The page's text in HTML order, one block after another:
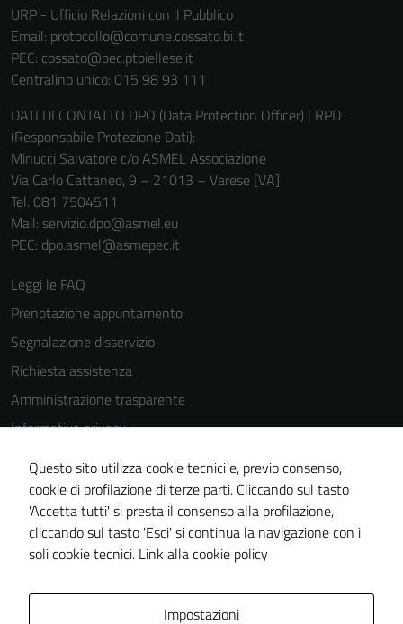
URP - Ufficio Relazioni con il Pubblico
Email: protocollo@comune.cossato.bi.it
PEC: cossato@pec.ptbiellese.it
Centralino unico: 015 98 93 111
DATI DI CONTATTO DPO (Data Protection Officer) | RPD
(Responsabile Protezione Dati):
Minucci Salvatore c/o ASMEL Associazione
Via Carlo Cattaneo, 9 – 21013 – Varese [VA]
Tel. 081 7504511
Mail: servizio.dpo@asmel.eu
PEC: dpo.asmel@asmepec.it
Leggi le FAQ
Prenotazione appuntamento
Segnalazione disservizio
Richiesta assistenza
Amministrazione trasparente
Informativa privacy
Cookie Policy
Note legali
Dichiarazione di accessibilità
Piano di miglioramento del sito
Questo sito utilizza cookie tecnici e, previo consenso,
cookie di profilazione di terze parti. Cliccando sul tasto
'Accetta tutti' si presta il consenso alla profilazione,
cliccando sul tasto 'Esci' si continua la navigazione con i
soli cookie tecnici. Link alla cookie policy
Impostazioni